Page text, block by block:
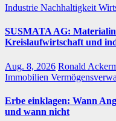
Industrie Nachhaltigkeit
SUSMATA AG:
Kreislaufwirtschaft und
Aug. 8, 2026 Ronald
Immobilien
Erbe einklagen: Wann
und wann nicht